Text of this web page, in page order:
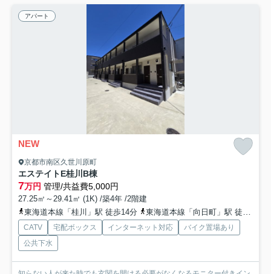
アパート
NEW
京都市南区久世川原町
エステイトE桂川B棟
7万円 管理/共益費5,000円
27.25㎡～29.41㎡ (1K) /築4年 /2階建
東海道本線「桂川」駅 徒歩14分
東海道本線「向日町」駅 徒歩24分
CATV 宅配ボックス インターネット対応
バイク置場あり
公共下水